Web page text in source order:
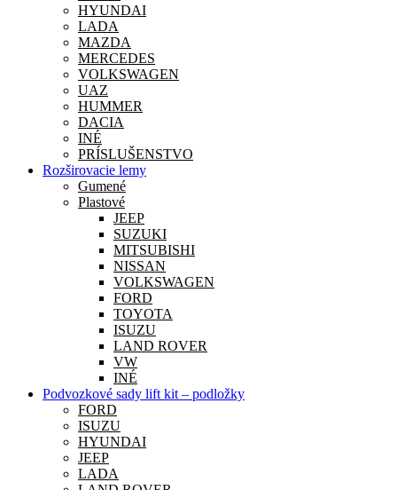
HYUNDAI
LADA
MAZDA
MERCEDES
VOLKSWAGEN
UAZ
HUMMER
DACIA
INÉ
PRÍSLUŠENSTVO
Rozširovacie lemy
Gumené
Plastové
JEEP
SUZUKI
MITSUBISHI
NISSAN
VOLKSWAGEN
FORD
TOYOTA
ISUZU
LAND ROVER
VW
INÉ
Podvozkové sady lift kit – podložky
FORD
ISUZU
HYUNDAI
JEEP
LADA